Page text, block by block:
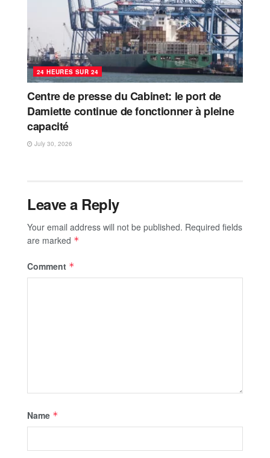
24 HEURES SUR 24
Centre de presse du Cabinet: le port de
Damiette continue de fonctionner à pleine
capacité
July 30, 2026
Leave a Reply
Your email address will not be published. Required fields
are marked *
Comment *
Name *